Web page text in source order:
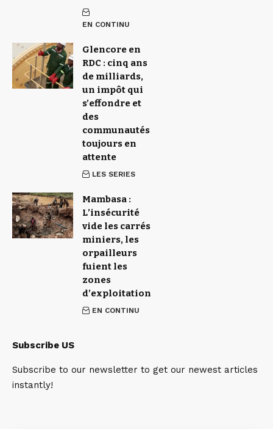
EN CONTINU
Glencore en
RDC : cinq ans
de milliards,
un impôt qui
s’effondre et
des
communautés
toujours en
attente
LES SERIES
Mambasa :
L’insécurité
vide les carrés
miniers, les
orpailleurs
fuient les
zones
d’exploitation
EN CONTINU
Subscribe US
Subscribe to our newsletter to get our newest articles
instantly!